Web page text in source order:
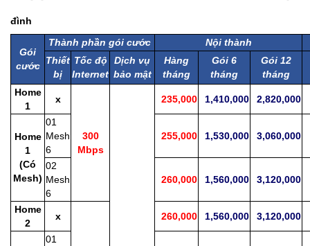
đình
Gói
cước
Thành phần gói cước
Nội thành
Thiết
bị
Tốc độ
Internet
Dịch vụ
bảo mật
Hàng
tháng
Gói 6
tháng
Gói 12
tháng
Home
1
x
300
Mbps
235,000 1,410,000 2,820,000
Home
1
(Có
Mesh)
01
Mesh
6
255,000 1,530,000 3,060,000
02
Mesh
6
260,000 1,560,000 3,120,000
Home
2
x 260,000 1,560,000 3,120,000
01